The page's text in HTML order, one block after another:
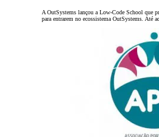
A OutSystems lançou a Low-Code School que
para entrarem no ecossistema OutSystems. Até